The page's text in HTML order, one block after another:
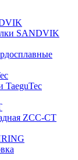
SANDVIK
TaeguTec
ZCC-CT